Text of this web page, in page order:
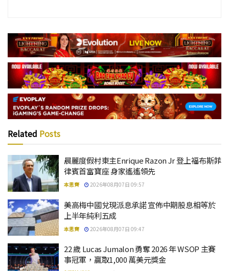
Related Posts
晨麗度假村東主Enrique Razon Jr 登上福布斯菲
律賓首富寶座 身家遙遙領先
本思齊 2026年08月07日 09:57
美高梅中國兌現派息承諾 宣佈中期股息相等於
上半年純利五成
本思齊 2026年08月07日 09:47
22 歲 Lucas Jumalon 勇奪 2026 年 WSOP 主賽
事冠軍，贏取1,000 萬美元獎金